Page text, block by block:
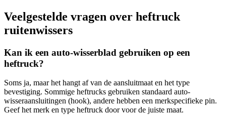
Veelgestelde vragen over heftruck
ruitenwissers
Kan ik een auto-wisserblad gebruiken op een
heftruck?
Soms ja, maar het hangt af van de aansluitmaat en het type
bevestiging. Sommige heftrucks gebruiken standaard auto-
wisseraansluitingen (hook), andere hebben een merkspecifieke pin.
Geef het merk en type heftruck door voor de juiste maat.